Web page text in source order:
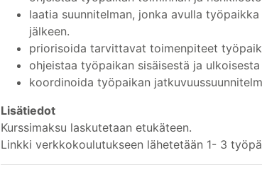
laatia suunnitelman, jonka avulla
jälkeen.
priorisoida tarvittavat toimenpiteet
ohjeistaa työpaikan sisäisestä ja
koordinoida työpaikan
Lisätiedot
Kurssimaksu laskutetaan etukäteen.
Linkki verkkokoulutukseen lähetetään 1- 3